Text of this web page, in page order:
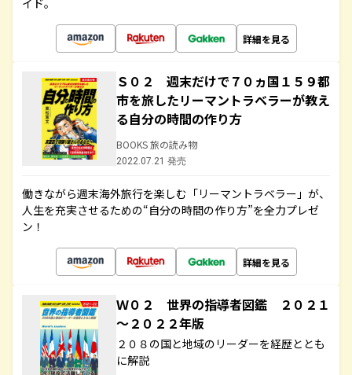
イド。
詳細を見る
Ｓ０２ 週末だけで７０ヵ国１５９都
市を旅したリーマントラベラーが教え
る自分の時間の作り方
BOOKS 旅の読み物
2022.07.21 発売
働きながら週末海外旅行を楽しむ「リーマントラベラー」が、
人生を充実させるための“自分の時間の作り方”を全力プレゼ
ン！
詳細を見る
Ｗ０２ 世界の指導者図鑑 ２０２１
～２０２２年版
２０８の国と地域のリーダーを経歴ととも
に解説